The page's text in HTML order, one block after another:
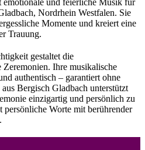
Nordrhein Westfalen. Sie
Momente und kreiert eine
Trauung.
gestaltet die
Ihre musikalische
authentisch – garantiert ohne
Bergisch Gladbach unterstützt
einzigartig und persönlich zu
Worte mit berührender